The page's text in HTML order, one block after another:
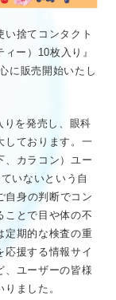
捨てコンタクト
ー）10枚入り』
に販売開始いたし
を発売し、眼科
しております。一
、カラコン）ユー
いないという自
自身の判断でコン
ことで目や体の不
定期的な検査の重
応援する情報サイ
、ユーザーの皆様
ました。